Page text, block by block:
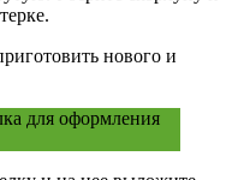
для оформления